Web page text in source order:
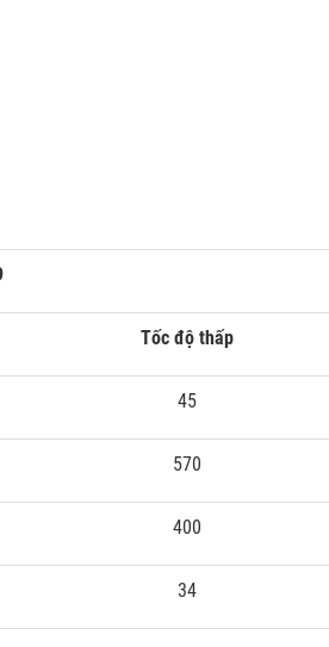
Tốc độ thấp
45
570
400
34